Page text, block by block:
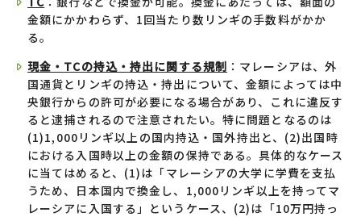
金額にかかわらず、1回当たり数リンギの手数料がかか
る。
現金・TCの持込・持出に関する規制 ：マレーシアは、外
国通貨とリンギの持込・持出について、金額によっては中
央銀行からの許可が必要になる場合があり、これに違反す
ると逮捕されるので注意されたい。特に問題となるのは
(1)1,000リンギ以上の国内持込・国外持出と、(2)出国時
における入国時以上の金額の保持である。具体的なケース
に当てはめると、(1)は「マレーシアの大学に学費を支払
うため、日本国内で換金し、1,000リンギ以上を持ってマ
レーシアに入国する」というケース、(2)は「10万円持っ